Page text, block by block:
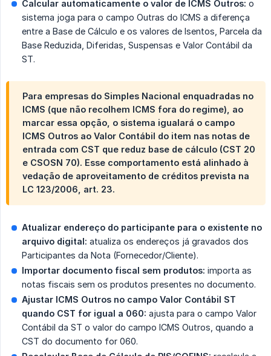
Calcular automaticamente o valor de ICMS Outros: o
sistema joga para o campo Outras do ICMS a diferença
entre a Base de Cálculo e os valores de Isentos, Parcela da
Base Reduzida, Diferidas, Suspensas e Valor Contábil da
ST.
Para empresas do Simples Nacional enquadradas no
ICMS (que não recolhem ICMS fora do regime), ao
marcar essa opção, o sistema igualará o campo
ICMS Outros ao Valor Contábil do item nas notas de
entrada com CST que reduz base de cálculo (CST 20
e CSOSN 70). Esse comportamento está alinhado à
vedação de aproveitamento de créditos prevista na
LC 123/2006, art. 23.
Atualizar endereço do participante para o existente no
arquivo digital: atualiza os endereços já gravados dos
Participantes da Nota (Fornecedor/Cliente).
Importar documento fiscal sem produtos: importa as
notas fiscais sem os produtos presentes no documento.
Ajustar ICMS Outros no campo Valor Contábil ST
quando CST for igual a 060: ajusta para o campo Valor
Contábil da ST o valor do campo ICMS Outros, quando a
CST do documento for 060.